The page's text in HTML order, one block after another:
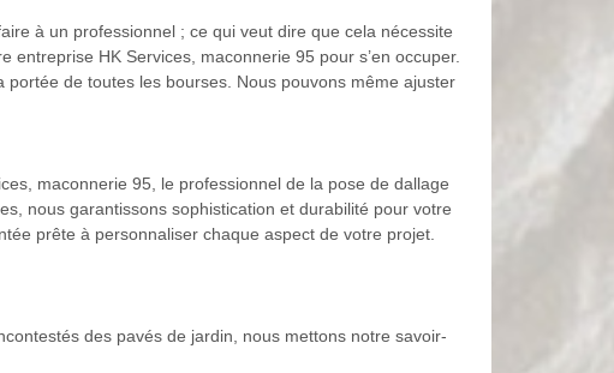
à un professionnel ; ce qui veut dire que cela nécessite
HK Services, maconnerie 95 pour s’en occuper.
de toutes les bourses. Nous pouvons même ajuster
maconnerie 95, le professionnel de la pose de dallage
nous garantissons sophistication et durabilité pour votre
prête à personnaliser chaque aspect de votre projet.
des pavés de jardin, nous mettons notre savoir-